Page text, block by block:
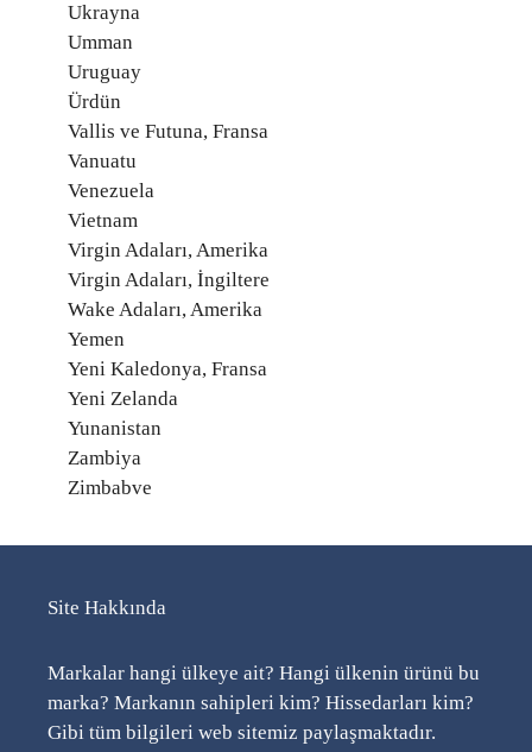
Ukrayna
Umman
Uruguay
Ürdün
Vallis ve Futuna, Fransa
Vanuatu
Venezuela
Vietnam
Virgin Adaları, Amerika
Virgin Adaları, İngiltere
Wake Adaları, Amerika
Yemen
Yeni Kaledonya, Fransa
Yeni Zelanda
Yunanistan
Zambiya
Zimbabve
Site Hakkında
Markalar hangi ülkeye ait? Hangi ülkenin ürünü bu
marka? Markanın sahipleri kim? Hissedarları kim?
Gibi tüm bilgileri web sitemiz paylaşmaktadır.